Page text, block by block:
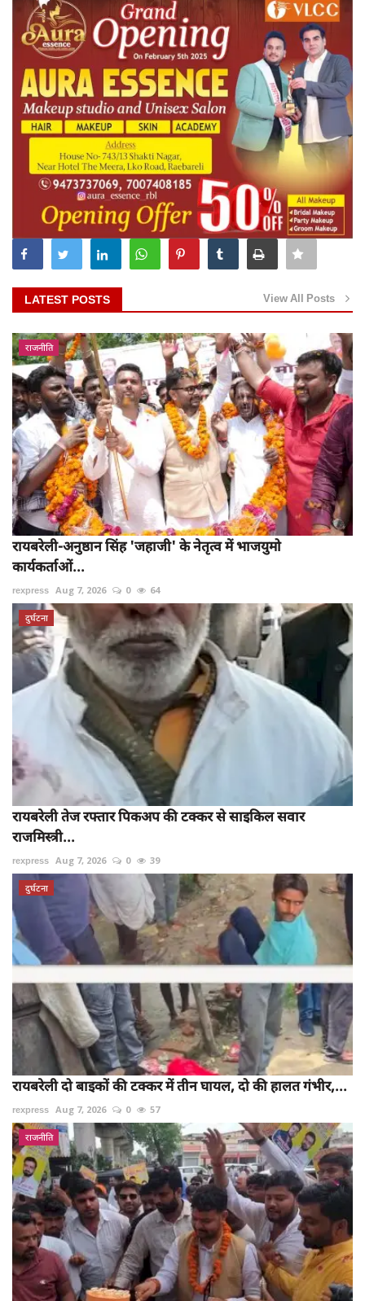
LATEST POSTS View All Posts
राजनीति
रायबरेली-अनुष्ठान सिंह 'जहाजी' के नेतृत्व में भाजयुमो
कार्यकर्ताओं...
rexpress Aug 7, 2026 0 64
दुर्घटना
रायबरेली तेज रफ्तार पिकअप की टक्कर से साइकिल सवार
राजमिस्त्री...
rexpress Aug 7, 2026 0 39
दुर्घटना
रायबरेली दो बाइकों की टक्कर में तीन घायल, दो की हालत गंभीर,...
rexpress Aug 7, 2026 0 57
राजनीति